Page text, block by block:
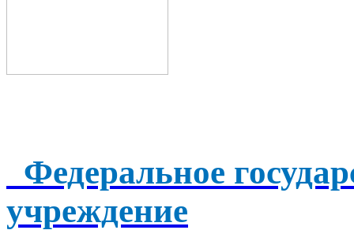
Федеральное
учреждение